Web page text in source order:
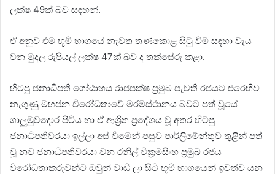
ලක්ෂ 49ක් බව සඳහන්.
ඒ අනුව එම භූමි භාගයේ නැවත තණකොළ සිටු වීම සඳහා වැය
වන මුදල රුපියල් ලක්ෂ 47ක් බව ද තක්සේරු කළා.
හිටපු ජනාධිපති ගෝඨාභය රාජපක්ෂ ප්‍රමුඛ පැවති රජයට එරෙහිව
නැගුණු මහජන විරෝධතාවේ මරමස්ථානය බවට පත් වූයේ
ගාලුමුවදොර පිටිය හා ඒ ආශ්‍රිත ප්‍රදේශය වූ අතර හිටපු
ජනාධිපතිවරයා ඉල්ලා අස් වීමෙන් පසුව පාර්ලිමේන්තුව තුළින් පත්
වූ නව ජනාධිපතිවරයා වන රනිල් වික්‍රමසිංහ ප්‍රමුඛ රජය
විරෝධතාකරුවන්ට ඔවුන් වාඩි ලා සිටි භූමි භාගයෙන් ඉවත්ව යන